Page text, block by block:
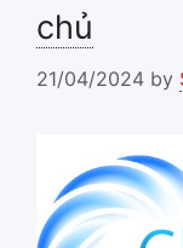
chủ
21/04/2024 by